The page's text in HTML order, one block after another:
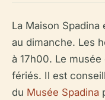
La Maison
au dimanche. Les
à 17h00. Le
fériés. Il est
du Musée Spadina